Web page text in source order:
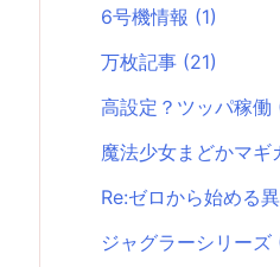
6号機情報 (1)
万枚記事 (21)
高設定？ツッパ稼働
魔法少女まどかマギ
Re:ゼロから始める
ジャグラーシリーズ